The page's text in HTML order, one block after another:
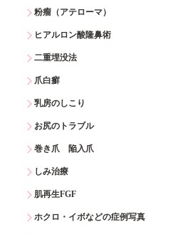
粉瘤（アテローマ）
ヒアルロン酸隆鼻術
二重埋没法
爪白癬
乳房のしこり
お尻のトラブル
巻き爪 陥入爪
しみ治療
肌再生FGF
ホクロ・イボなどの症例写真